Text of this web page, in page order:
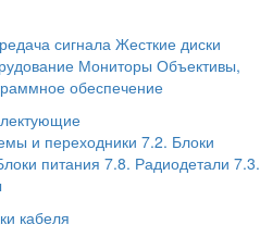
сигналаЖесткие диски
Мониторы Объективы,
обеспечение
и переходники 7.2. Блоки
питания 7.8. Радиодетали 7.3.
кабеля